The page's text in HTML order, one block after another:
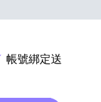
帳號綁定送